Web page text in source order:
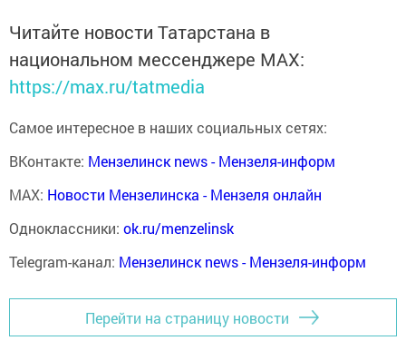
Читайте новости Татарстана в
национальном мессенджере MАХ:
https://max.ru/tatmedia
Самое интересное в наших социальных сетях:
ВКонтакте: Мензелинск news - Мензеля-информ
MAX: Новости Мензелинска - Мензеля онлайн
Одноклассники: ok.ru/menzelinsk
Telegram-канал: Мензелинск news - Мензеля-информ
Перейти на страницу новости